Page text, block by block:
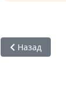
Предыдущий:
Назад